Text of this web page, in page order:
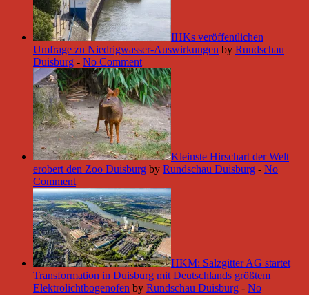
IHKs veröffentlichen
Umfrage zu Niedrigwasser-Auswirkungen by Rundschau
Duisburg - No Comment
Kleinste Hirschart der Welt
erobert den Zoo Duisburg by Rundschau Duisburg - No
Comment
HKM: Salzgitter AG startet
Transformation in Duisburg mit Deutschlands größtem
Elektrolichtbogenofen by Rundschau Duisburg - No